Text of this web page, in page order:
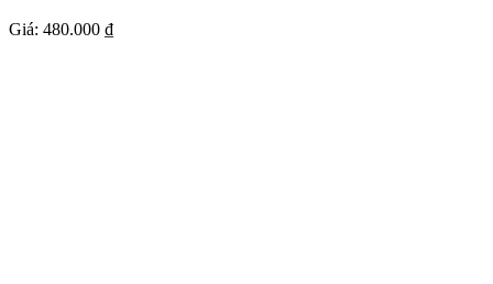
Giá: 480.000 ₫